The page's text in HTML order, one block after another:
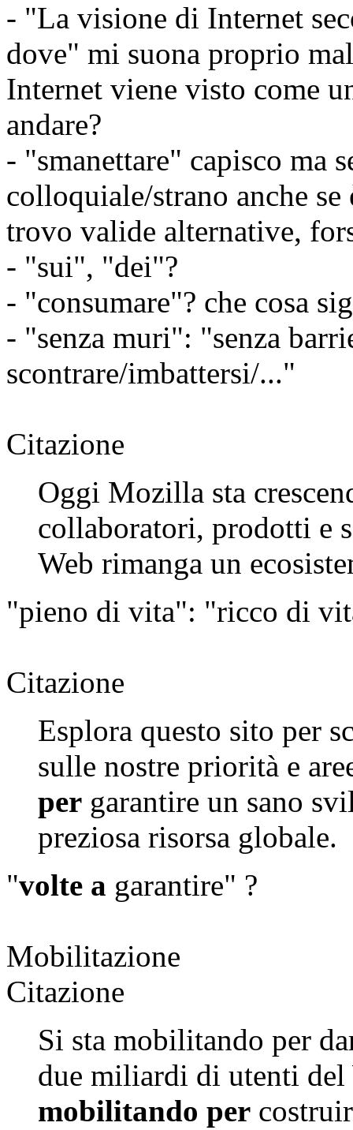
- "La visione di Internet
dove" mi suona proprio
Internet viene visto come
andare?
- "smanettare" capisco ma
colloquiale/strano anche
trovo valide alternative,
- "sui", "dei"?
- "consumare"? che cosa
- "senza muri": "senza
scontrare/imbattersi/..."
Citazione
Oggi Mozilla sta
collaboratori, prodotti e
Web rimanga un
"pieno di vita": "ricco di
Citazione
Esplora questo sito per
sulle nostre priorità e
per garantire un sano
preziosa risorsa globale.
"volte a garantire" ?
Mobilitazione
Citazione
Si sta mobilitando per
due miliardi di utenti
mobilitando per